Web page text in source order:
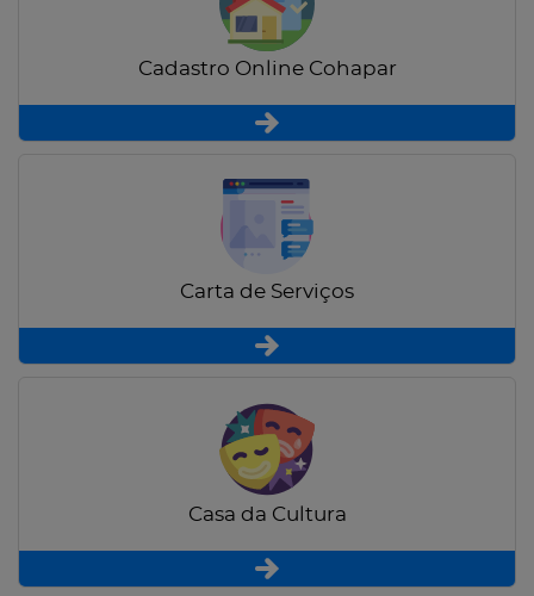
Cadastro Online Cohapar
Carta de Serviços
Casa da Cultura